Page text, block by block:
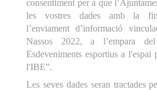
consentiment per a que
les vostres dades amb la
l’enviament d’informació
Nassos 2022, a l’empara
Esdeveniments esportius a l'espai
l'IBE”.
Les seves dades seran tractades